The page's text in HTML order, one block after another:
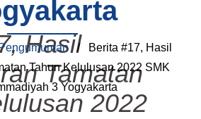
Pengumuman/ Berita #17, Hasil
Tahun Kelulusan 2022 SMK
3 Yogyakarta
Hasil
Tamatan
2022